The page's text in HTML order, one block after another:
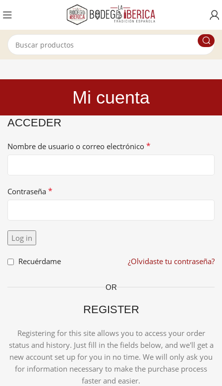
Mi cuenta
ACCEDER
Nombre de usuario o correo electrónico *
Contraseña *
Log in
¿Olvidaste tu contraseña?
Recuérdame
OR
REGISTER
Registering for this site allows you to access your order
status and history. Just fill in the fields below, and we'll get a
new account set up for you in no time. We will only ask you
for information necessary to make the purchase process
faster and easier.